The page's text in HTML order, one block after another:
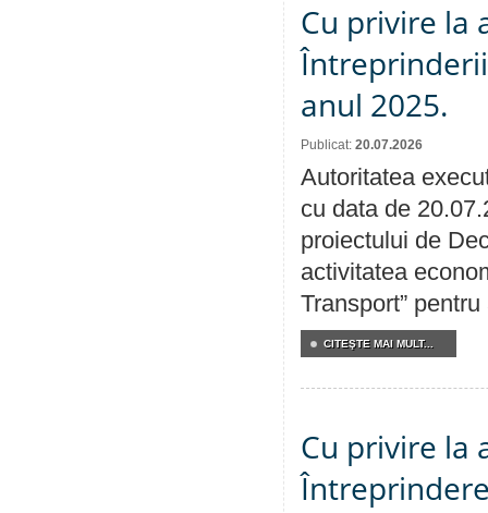
Cu privire la
anul 2025.
Publicat: 20.07.2026
Autoritatea
cu data de
proiectului de
activitatea
Transport” pentru
CITEŞTE MAI MULT...
Cu privire la